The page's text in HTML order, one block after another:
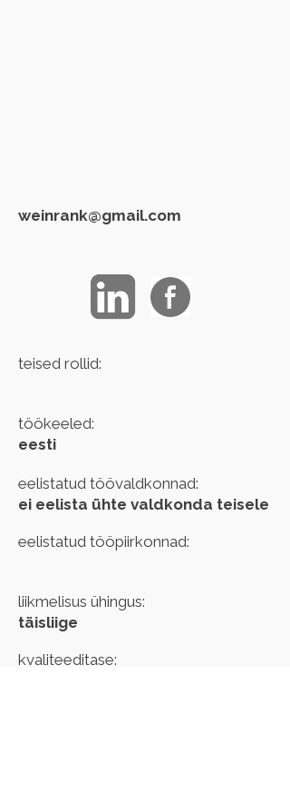
weinrank@gmail.com
teised rollid:
töökeeled:
eesti
eelistatud töövaldkonnad:
ei eelista ühte valdkonda teisele
eelistatud tööpiirkonnad:
liikmelisus ühingus:
täisliige
kvaliteeditase: